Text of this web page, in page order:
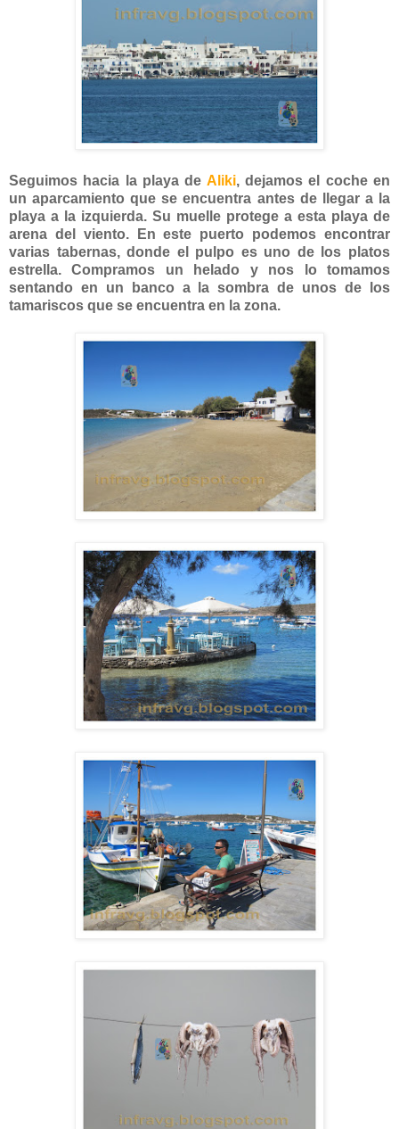
Seguimos hacia la playa de Aliki, dejamos el coche en
un aparcamiento que se encuentra antes de llegar a la
playa a la izquierda. Su muelle protege a esta playa de
arena del viento. En este puerto podemos encontrar
varias tabernas, donde el pulpo es uno de los platos
estrella. Compramos un helado y nos lo tomamos
sentando en un banco a la sombra de unos de los
tamariscos que se encuentra en la zona.